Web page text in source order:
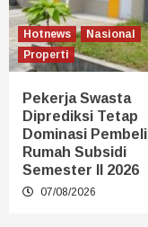
Hotnews
Nasional
Properti
Pekerja Swasta
Diprediksi Tetap
Dominasi Pembeli
Rumah Subsidi
Semester II 2026
07/08/2026